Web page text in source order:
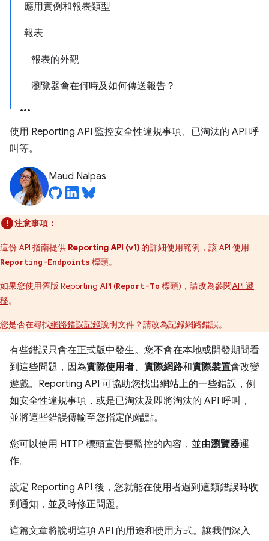
應用實例和報表類型
報表
報表的外觀
瀏覽器會在何時及如何傳送報告？
使用 Reporting API 監控安全性違規事項、已淘汰的 API 呼
叫等。
Maud Nalpas
注意事項：
這份 API 指南提供 Reporting API (v1) 的詳細使用範例，該 API 使用
Reporting-Endpoints 標頭。
如果您使用舊版 Reporting API (Report-To 標頭)，請改為參閱API 遷
移。
您是否在尋找網路錯誤記錄說明文件？請改為記錄網路錯誤。
有些錯誤只會在正式版中發生。您不會在本地或開發期間看
到這些問題，因為實際使用者、 實際網路和實際裝置會改變
遊戲。Reporting API 可協助您找出網站上的一些錯誤，例
如安全性違規事項，或是已淘汰及即將淘汰的 API 呼叫，
並將這些錯誤傳輸至您指定的端點。
您可以使用 HTTP 標頭宣告要監控的內容，並由瀏覽器運
作。
設定 Reporting API 後，您就能在使用者遇到這類錯誤時收
到通知，並及時修正問題。
這篇文章將說明這項 API 的用途和使用方式。讓我們深入